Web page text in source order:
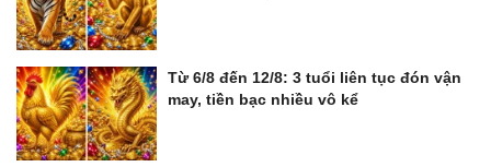
Từ 6/8 đến 12/8: 3 tuổi liên tục đón vận
may, tiền bạc nhiều vô kể